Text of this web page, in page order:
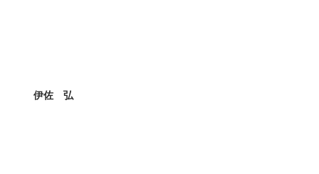
伊佐 弘